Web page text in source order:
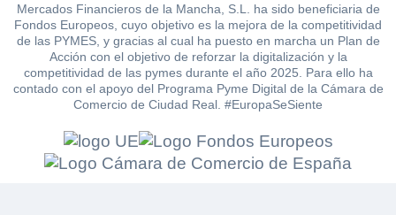
Mercados Financieros de la Mancha, S.L. ha sido beneficiaria de
Fondos Europeos, cuyo objetivo es la mejora de la competitividad
de las PYMES, y gracias al cual ha puesto en marcha un Plan de
Acción con el objetivo de reforzar la digitalización y la
competitividad de las pymes durante el año 2025. Para ello ha
contado con el apoyo del Programa Pyme Digital de la Cámara de
Comercio de Ciudad Real. #EuropaSeSiente